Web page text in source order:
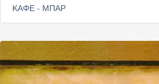
ΚΑΦΕ - ΜΠΑΡ